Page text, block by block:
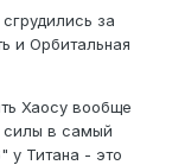
за
и Орбитальная
Хаосу вообще
силы в самый
у Титана - это